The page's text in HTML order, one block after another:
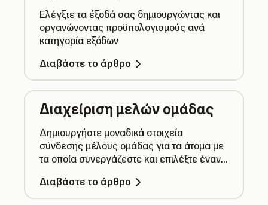
Ελέγξτε τα έξοδά σας δημιουργώντας και
οργανώνοντας προϋπολογισμούς ανά
κατηγορία εξόδων
Διαβάστε το άρθρο
Διαχείριση μελών ομάδας
Δημιουργήστε μοναδικά στοιχεία
σύνδεσης μέλους ομάδας για τα άτομα με
τα οποία συνεργάζεστε και επιλέξτε έναν
προβολής και εκτέλεσης ενεργειών αυτού
του μέλους στο προφίλ σας.
Διαβάστε το άρθρο